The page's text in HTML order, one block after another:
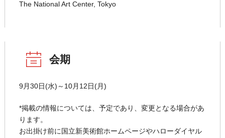
The National Art Center, Tokyo
会期
9月30日(水)～10月12日(月)
*掲載の情報については、予定であり、変更となる場合があ
ります。
お出掛け前に国立新美術館ホームページやハローダイヤル